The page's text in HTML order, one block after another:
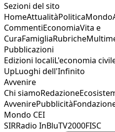
Sezioni del sito
HomeAttualitàPoliticaMondo
CommentiEconomiaVita e
CuraFamigliaRubriche
Pubblicazioni
Edizioni localiL'economia
UpLuoghi dell'Infinito
Avvenire
Chi siamoRedazione
AvvenirePubblicità
Mondo CEI
SIRRadio InBluTV2000FISC